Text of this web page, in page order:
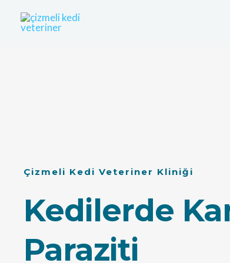
Çizmeli Kedi Veteriner Kliniği
Kedilerde
Paraziti